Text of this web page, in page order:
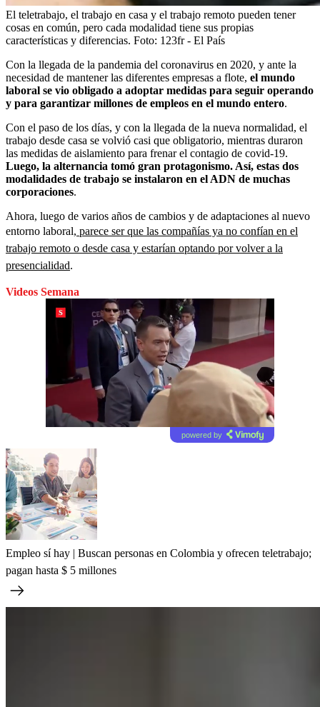
El teletrabajo, el trabajo en casa y el trabajo remoto pueden tener
cosas en común, pero cada modalidad tiene sus propias
características y diferencias. Foto: 123fr - El País
Con la llegada de la pandemia del coronavirus en 2020, y ante la
necesidad de mantener las diferentes empresas a flote, el mundo
laboral se vio obligado a adoptar medidas para seguir operando
y para garantizar millones de empleos en el mundo entero.
Con el paso de los días, y con la llegada de la nueva normalidad, el
trabajo desde casa se volvió casi que obligatorio, mientras duraron
las medidas de aislamiento para frenar el contagio de covid-19.
Luego, la alternancia tomó gran protagonismo. Así, estas dos
modalidades de trabajo se instalaron en el ADN de muchas
corporaciones.
Ahora, luego de varios años de cambios y de adaptaciones al nuevo
entorno laboral, parece ser que las compañías ya no confían en el
trabajo remoto o desde casa y estarían optando por volver a la
presencialidad.
Videos Semana
powered by
Empleo sí hay | Buscan personas en Colombia y ofrecen teletrabajo;
pagan hasta $ 5 millones